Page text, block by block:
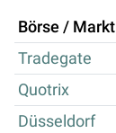
Börse / Markt
Tradegate
Quotrix
Düsseldorf